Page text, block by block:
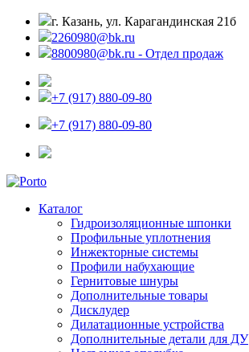
г. Казань, ул. Карагандинская 21б
2260980@bk.ru
8800980@bk.ru - Отдел продаж
+7 (917) 880-09-80
+7 (917) 880-09-80
Каталог
Гидроизоляционные шпонки
Профильные уплотнения
Инжекторные системы
Профили набухающие
Гернитовые шнуры
Дополнительные товары
Дисклудер
Дилатационные устройства
Дополнительные детали для ДУ